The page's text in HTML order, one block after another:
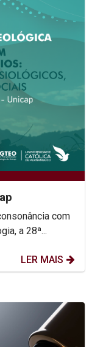
a 28ª...
LER MAIS